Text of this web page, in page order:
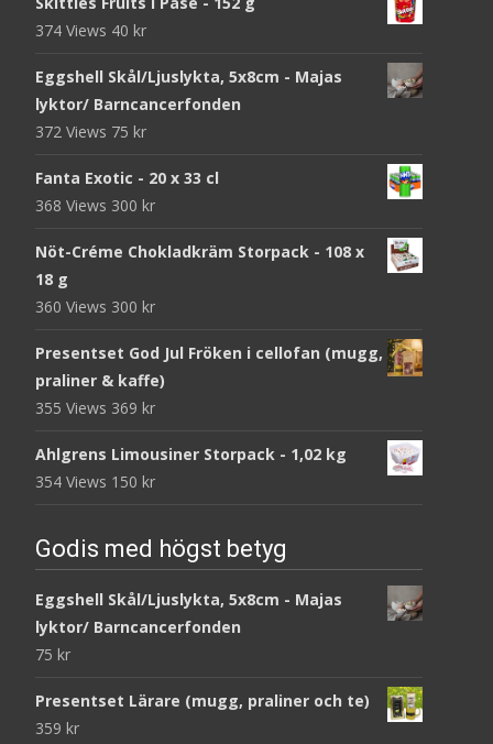
374 Views 40 kr
Eggshell Skål/Ljuslykta, 5x8cm - Majas
lyktor/ Barncancerfonden
372 Views 75 kr
Fanta Exotic - 20 x 33 cl
368 Views 300 kr
Nöt-Créme Chokladkräm Storpack - 108 x
18 g
360 Views 300 kr
Presentset God Jul Fröken i cellofan (mugg,
praliner & kaffe)
355 Views 369 kr
Ahlgrens Limousiner Storpack - 1,02 kg
354 Views 150 kr
Godis med högst betyg
Eggshell Skål/Ljuslykta, 5x8cm - Majas
lyktor/ Barncancerfonden
75 kr
Presentset Lärare (mugg, praliner och te)
359 kr